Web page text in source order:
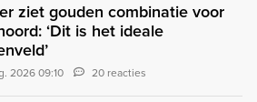
ziet gouden combinatie voor
‘Dit is het ideale
2026 09:10 20 reacties